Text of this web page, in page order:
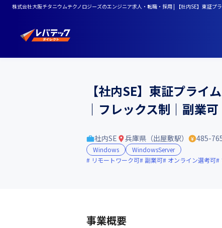
株式会社大阪チタニウムテクノロジーズのエンジニア求人・転職・採用 | 【社内SE】東証
【社内SE】東証プラ
｜フレックス制｜副業可
社内SE 兵庫県（出屋敷駅） 485-
Windows
WindowsServer
リモートワーク可
副業可 オンライン選考可
事業概要